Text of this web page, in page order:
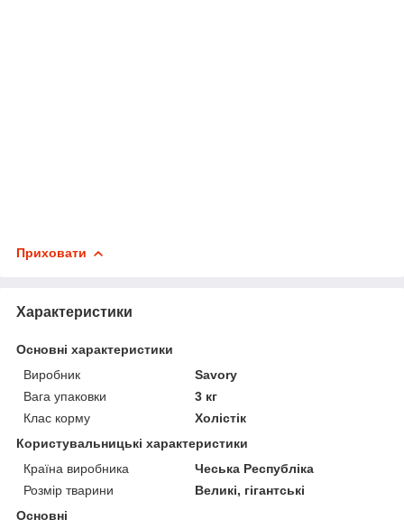
Приховати
Характеристики
Основні характеристики
Виробник
Savory
Вага упаковки
3 кг
Клас корму
Холістік
Користувальницькі характеристики
Країна виробника
Чеська Республіка
Розмір тварини
Великі, гігантські
Основні